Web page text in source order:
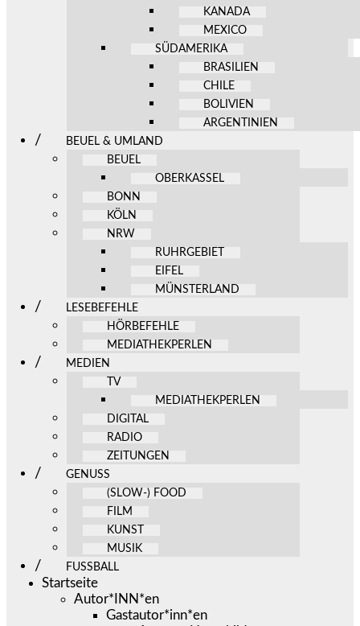
KANADA
MEXICO
SÜDAMERIKA
BRASILIEN
CHILE
BOLIVIEN
ARGENTINIEN
BEUEL & UMLAND
BEUEL
OBERKASSEL
BONN
KÖLN
NRW
RUHRGEBIET
EIFEL
MÜNSTERLAND
LESEBEFEHLE
HÖRBEFEHLE
MEDIATHEKPERLEN
MEDIEN
TV
MEDIATHEKPERLEN
DIGITAL
RADIO
ZEITUNGEN
GENUSS
(SLOW-) FOOD
FILM
KUNST
MUSIK
FUSSBALL
Startseite
Autor*INN*en
Gastautor*inn*en